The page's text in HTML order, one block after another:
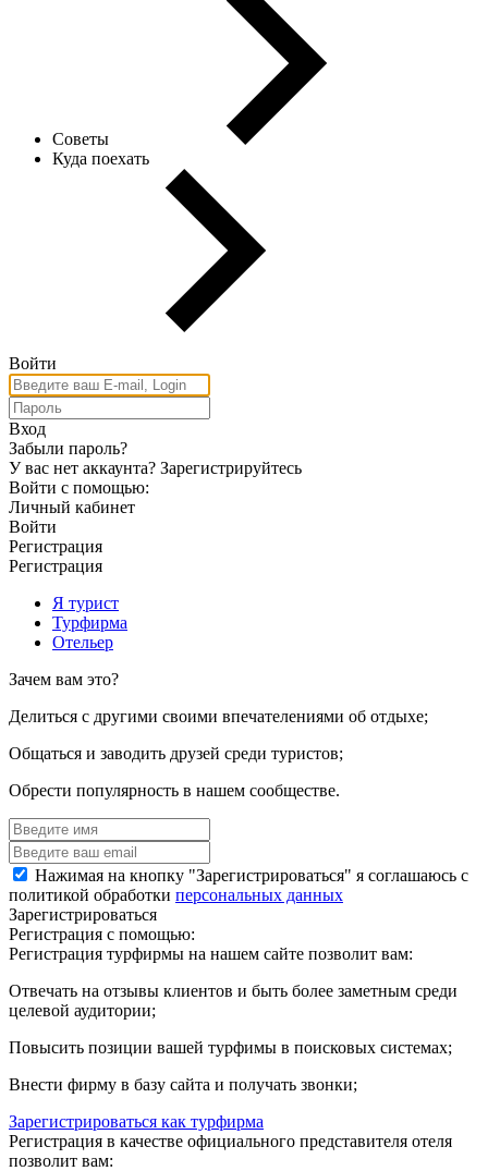
Советы
Куда поехать
Войти
Вход
Забыли пароль?
У вас нет аккаунта? Зарегистрируйтесь
Войти с помощью:
Личный кабинет
Войти
Регистрация
Регистрация
Я турист
Турфирма
Отельер
Зачем вам это?
Делиться с другими своими впечателениями об отдыхе;
Общаться и заводить друзей среди туристов;
Обрести популярность в нашем сообществе.
Нажимая на кнопку "Зарегистрироваться" я соглашаюсь с
политикой обработки персональных данных
Зарегистрироваться
Регистрация с помощью:
Регистрация турфирмы на нашем сайте позволит вам:
Отвечать на отзывы клиентов и быть более заметным среди
целевой аудитории;
Повысить позиции вашей турфимы в поисковых системах;
Внести фирму в базу сайта и получать звонки;
Зарегистрироваться как турфирма
Регистрация в качестве официального представителя отеля
позволит вам: